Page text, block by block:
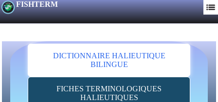
FISHTERM
DICTIONNAIRE HALIEUTIQUE
BILINGUE
FICHES TERMINOLOGIQUES
HALIEUTIQUES